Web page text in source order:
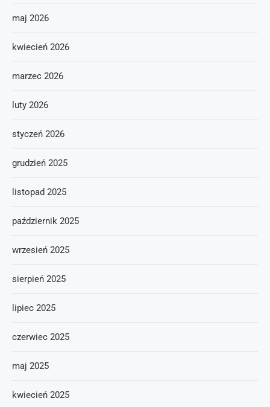
maj 2026
kwiecień 2026
marzec 2026
luty 2026
styczeń 2026
grudzień 2025
listopad 2025
październik 2025
wrzesień 2025
sierpień 2025
lipiec 2025
czerwiec 2025
maj 2025
kwiecień 2025